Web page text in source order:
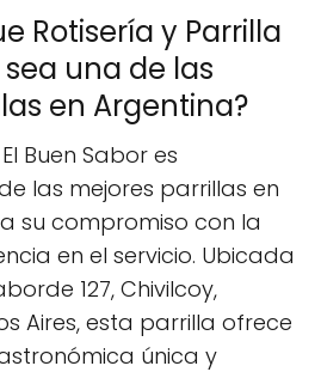
Rotisería y Parrilla
sea una de las
en Argentina?
Buen Sabor es
las mejores parrillas en
su compromiso con la
en el servicio. Ubicada
127, Chivilcoy,
Aires, esta parrilla ofrece
única y